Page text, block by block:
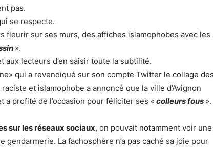
pas.
se respecte.
fleurir sur ses murs, des affiches islamophobes avec les
».
aux lecteurs d’en saisir toute la subtilité.
qui a revendiqué sur son compte Twitter le collage des
et islamophobe a annoncé que la ville d’Avignon
a profité de l’occasion pour féliciter ses « colleurs fous ».
sur les réseaux sociaux, on pouvait notamment voir une
gendarmerie. La fachosphère n’a pas caché sa joie pour